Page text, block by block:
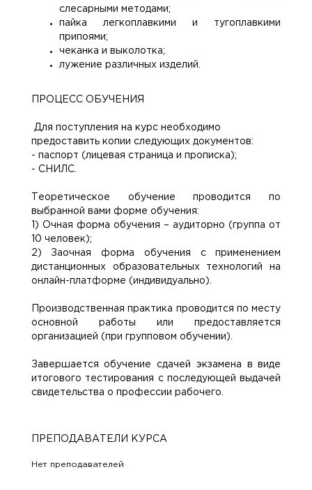
слесарными методами;
пайка легкоплавкими и тугоплавкими
припоями;
чеканка и выколотка;
лужение различных изделий.
ПРОЦЕСС ОБУЧЕНИЯ
Для поступления на курс необходимо
предоставить копии следующих документов:
- паспорт (лицевая страница и прописка);
- СНИЛС.
Теоретическое обучение проводится по
выбранной вами форме обучения:
1) Очная форма обучения – аудиторно (группа от
10 человек);
2) Заочная форма обучения с применением
дистанционных образовательных технологий на
онлайн-платформе (индивидуально).
Производственная практика проводится по месту
основной работы или предоставляется
организацией (при групповом обучении).
Завершается обучение сдачей экзамена в виде
итогового тестирования с последующей выдачей
свидетельства о профессии рабочего.
ПРЕПОДАВАТЕЛИ КУРСА
Нет преподавателей